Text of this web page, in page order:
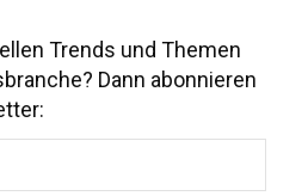
Trends und Themen
Dann abonnieren